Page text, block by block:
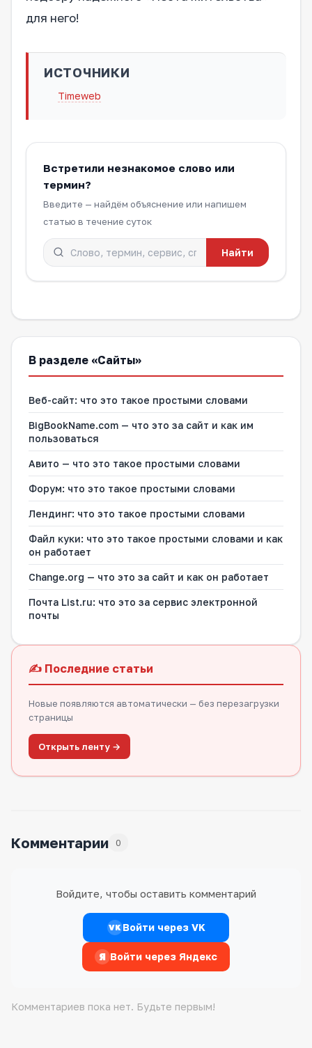
для него!
ИСТОЧНИКИ
Timeweb
Встретили незнакомое слово или
термин?
Введите — найдём объяснение или напишем
статью в течение суток
Найти
В разделе «Сайты»
Веб-сайт: что это такое простыми словами
BigBookName.com — что это за сайт и как им
пользоваться
Авито — что это такое простыми словами
Форум: что это такое простыми словами
Лендинг: что это такое простыми словами
Файл куки: что это такое простыми словами и как
он работает
Change.org — что это за сайт и как он работает
Почта List.ru: что это за сервис электронной
почты
✍️ Последние статьи
Новые появляются автоматически — без перезагрузки
страницы
Открыть ленту →
Комментарии 0
Войдите, чтобы оставить комментарий
VKВойти через VK
Я Войти через Яндекс
Комментариев пока нет. Будьте первым!